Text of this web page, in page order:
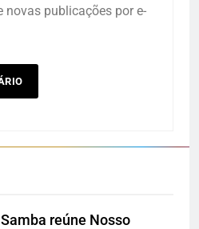
novas publicações por e-
reúne Nosso